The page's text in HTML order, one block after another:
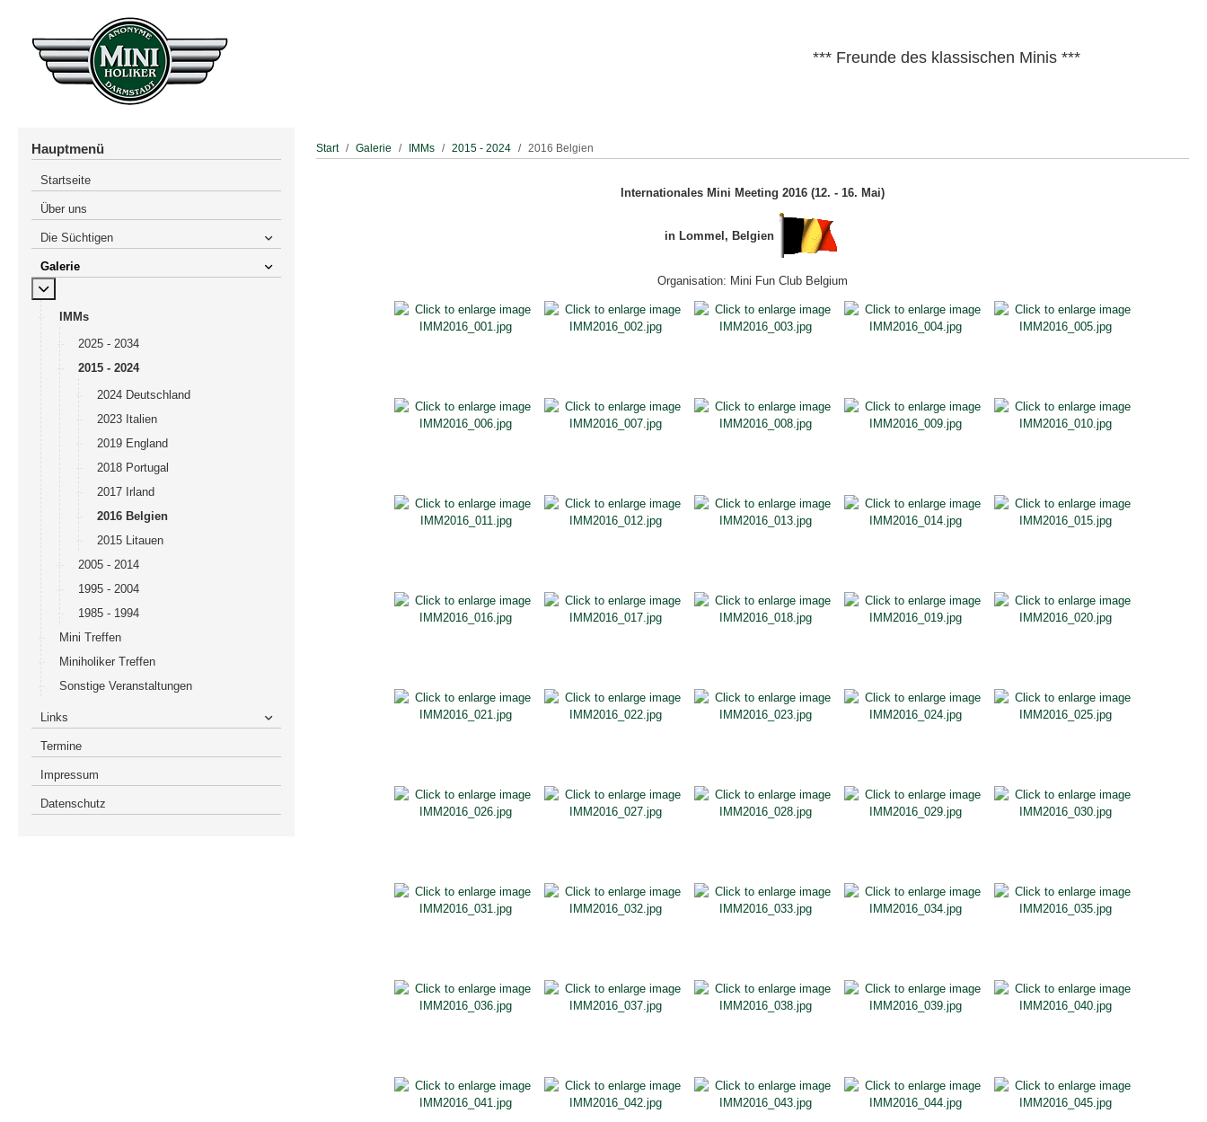
*** Freunde des klassischen Minis ***
Hauptmenü
Startseite
Über uns
Die Süchtigen
Galerie
MOD_MENU_TOGGLE_SUBMENU_LABEL
IMMs
2025 - 2034
2015 - 2024
2024 Deutschland
2023 Italien
2019 England
2018 Portugal
2017 Irland
2016 Belgien
2015 Litauen
2005 - 2014
1995 - 2004
1985 - 1994
Mini Treffen
Miniholiker Treffen
Sonstige Veranstaltungen
Links
Termine
Impressum
Datenschutz
Start Galerie IMMs 2015 - 2024 2016 Belgien
Internationales Mini Meeting 2016 (12. - 16. Mai)
in Lommel, Belgien
Organisation: Mini Fun Club Belgium